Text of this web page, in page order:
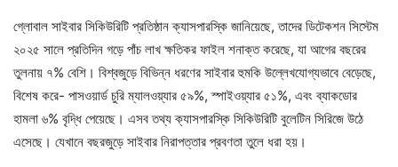
গ্লোবাল সাইবার সিকিউরিটি প্রতিষ্ঠান ক্যাসপারস্কি জানিয়েছে, তাদের ডিটেকশন সিস্টেম
২০২৫ সালে প্রতিদিন গড়ে পাঁচ লাখ ক্ষতিকর ফাইল শনাক্ত করেছে, যা আগের বছরের
তুলনায় ৭% বেশি। বিশ্বজুড়ে বিভিন্ন ধরণের সাইবার হুমকি উল্লেখযোগ্যভাবে বেড়েছে,
বিশেষ করে- পাসওয়ার্ড চুরি ম্যালওয়্যার ৫৯%, স্পাইওয়্যার ৫১%, এবং ব্যাকডোর
হামলা ৬% বৃদ্ধি পেয়েছে। এসব তথ্য ক্যাসপারস্কি সিকিউরিটি বুলেটিন সিরিজে উঠে
এসেছে। যেখানে বছরজুড়ে সাইবার নিরাপত্তার প্রবণতা তুলে ধরা হয়।